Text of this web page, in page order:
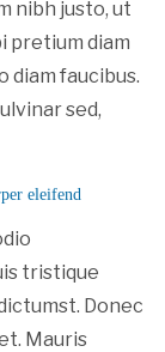
nibh justo, ut
pretium diam
diam faucibus.
sed,
eleifend
tristique
Donec
Mauris